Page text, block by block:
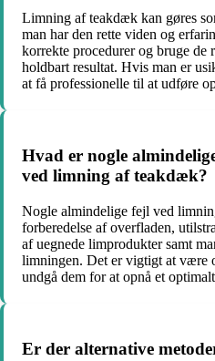
Limning af teakdæk kan gøres
man har den rette viden og
korrekte procedurer og bruge de
holdbart resultat. Hvis man er
at få professionelle til at udføre
Hvad er nogle
ved limning af teakdæk?
Nogle almindelige fejl ved
forberedelse af overfladen,
af uegnede limprodukter samt
limningen. Det er vigtigt at være
undgå dem for at opnå et
Er der alternative